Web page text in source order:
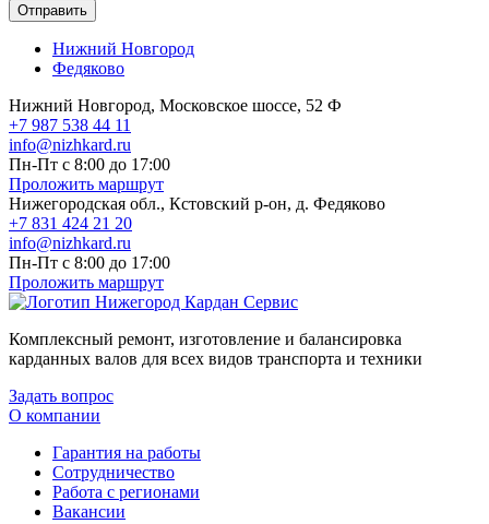
Отправить
Нижний Новгород
Федяково
Нижний Новгород, Московское шоссе, 52 Ф
+7 987 538 44 11
info@nizhkard.ru
Пн-Пт с 8:00 до 17:00
Проложить маршрут
Нижегородская обл., Кстовский р-он, д. Федяково
+7 831 424 21 20
info@nizhkard.ru
Пн-Пт с 8:00 до 17:00
Проложить маршрут
Комплексный ремонт, изготовление и балансировка
карданных валов для всех видов транспорта и техники
Задать вопрос
О компании
Гарантия на работы
Сотрудничество
Работа с регионами
Вакансии